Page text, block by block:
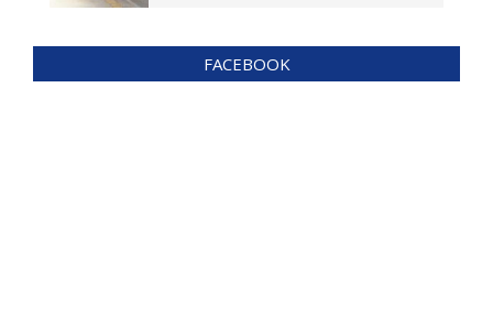
FACEBOOK